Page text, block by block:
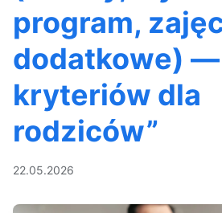
program,
dodatkowe)
kryteriów dla
rodziców”
22.05.2026